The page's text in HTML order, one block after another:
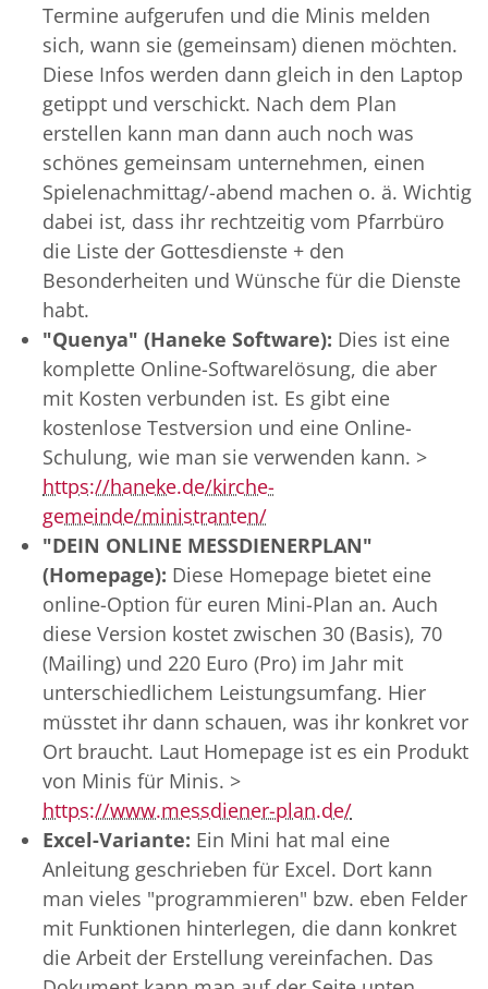
Termine aufgerufen und die Minis melden
sich, wann sie (gemeinsam) dienen möchten.
Diese Infos werden dann gleich in den Laptop
getippt und verschickt. Nach dem Plan
erstellen kann man dann auch noch was
schönes gemeinsam unternehmen, einen
Spielenachmittag/-abend machen o. ä. Wichtig
dabei ist, dass ihr rechtzeitig vom Pfarrbüro
die Liste der Gottesdienste + den
Besonderheiten und Wünsche für die Dienste
habt.
"Quenya" (Haneke Software): Dies ist eine
komplette Online-Softwarelösung, die aber
mit Kosten verbunden ist. Es gibt eine
kostenlose Testversion und eine Online-
Schulung, wie man sie verwenden kann. >
https://haneke.de/kirche-
gemeinde/ministranten/
"DEIN ONLINE MESSDIENERPLAN"
(Homepage): Diese Homepage bietet eine
online-Option für euren Mini-Plan an. Auch
diese Version kostet zwischen 30 (Basis), 70
(Mailing) und 220 Euro (Pro) im Jahr mit
unterschiedlichem Leistungsumfang. Hier
müsstet ihr dann schauen, was ihr konkret vor
Ort braucht. Laut Homepage ist es ein Produkt
von Minis für Minis. >
https://www.messdiener-plan.de/
Excel-Variante: Ein Mini hat mal eine
Anleitung geschrieben für Excel. Dort kann
man vieles "programmieren" bzw. eben Felder
mit Funktionen hinterlegen, die dann konkret
die Arbeit der Erstellung vereinfachen. Das